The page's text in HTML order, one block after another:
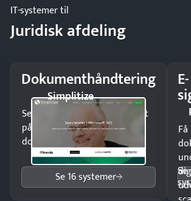
IT-systemer til
Juridisk afdeling
Dokumenthåndtering
Simplitize
Send kontrakter til underskrift
på minutter og mist ingen
dokumenter.
Se 16 systemer
E-
Få
Se